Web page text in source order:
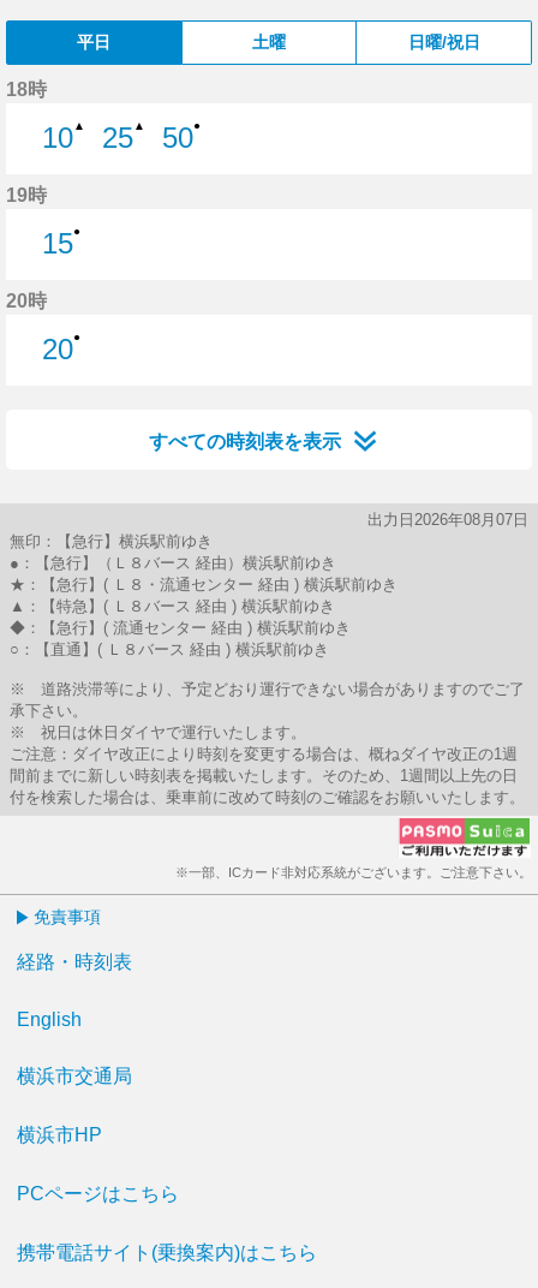
平日 土曜 日曜/祝日
18時
10▲
25▲
50●
19時
15●
20時
20●
すべての時刻表を表示
出力日2026年08月07日
無印：【急行】横浜駅前ゆき
●：【急行】（Ｌ８バース 経由）横浜駅前ゆき
★：【急行】( Ｌ８・流通センター 経由 ) 横浜駅前ゆき
▲：【特急】( Ｌ８バース 経由 ) 横浜駅前ゆき
◆：【急行】( 流通センター 経由 ) 横浜駅前ゆき
○：【直通】( Ｌ８バース 経由 ) 横浜駅前ゆき
※ 道路渋滞等により、予定どおり運行できない場合がありますのでご了
承下さい。
※ 祝日は休日ダイヤで運行いたします。
ご注意：ダイヤ改正により時刻を変更する場合は、概ねダイヤ改正の1週
間前までに新しい時刻表を掲載いたします。そのため、1週間以上先の日
付を検索した場合は、乗車前に改めて時刻のご確認をお願いいたします。
※一部、ICカード非対応系統がございます。ご注意下さい。
免責事項
経路・時刻表
English
横浜市交通局
横浜市HP
PCページはこちら
携帯電話サイト(乗換案内)はこちら